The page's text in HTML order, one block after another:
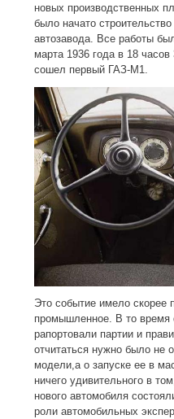
новых производственных
было начато
автозавода. Все работы
марта 1936 года в 18
сошел первый ГАЗ-М1.
Это событие имело скорее
промышленное. В то
рапортовали партии и
отчитаться нужно было не
модели,а о запуске ее в
ничего удивительного в
нового автомобиля
роли автомобильных